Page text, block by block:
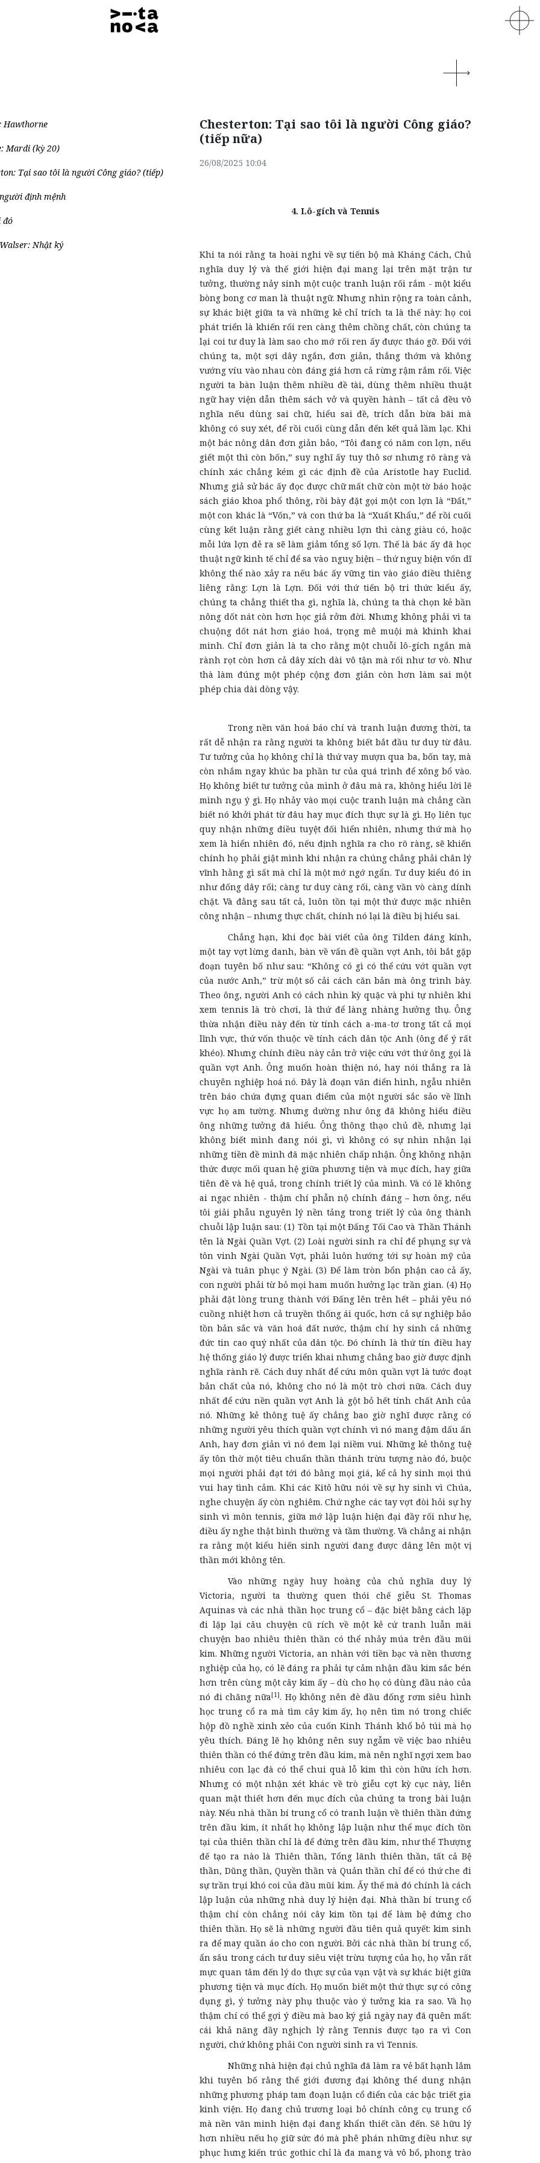
Hawthorne
Mardi (kỳ 20)
Tại sao tôi là người Công giáo? (tiếp)
định mệnh
đó
Nhật ký
Chesterton: Tại sao tôi là người Công giáo?
(tiếp nữa)
26/08/2025 10:04
4. Lô-gích và Tennis
Khi ta nói rằng ta hoài nghi về sự tiến bộ mà Kháng Cách, Chủ
nghĩa duy lý và thế giới hiện đại mang lại trên mặt trận tư
tưởng, thường nảy sinh một cuộc tranh luận rối rắm - một kiểu
bòng bong cơ man là thuật ngữ. Nhưng nhìn rộng ra toàn cảnh,
sự khác biệt giữa ta và những kẻ chỉ trích ta là thế này: họ coi
phát triển là khiến rối ren càng thêm chồng chất, còn chúng ta
lại coi tư duy là làm sao cho mớ rối ren ấy được tháo gỡ. Đối với
chúng ta, một sợi dây ngắn, đơn giản, thẳng thớm và không
vướng víu vào nhau còn đáng giá hơn cả rừng rậm rắm rối. Việc
người ta bàn luận thêm nhiều đề tài, dùng thêm nhiều thuật
ngữ hay viện dẫn thêm sách vở và quyền hành – tất cả đều vô
nghĩa nếu dùng sai chữ, hiểu sai đề, trích dẫn bừa bãi mà
không có suy xét, để rồi cuối cùng dẫn đến kết quả lầm lạc. Khi
một bác nông dân đơn giản bảo, “Tôi đang có năm con lợn, nếu
giết một thì còn bốn,” suy nghĩ ấy tuy thô sơ nhưng rõ ràng và
chính xác chẳng kém gì các định đề của Aristotle hay Euclid.
Nhưng giả sử bác ấy đọc được chữ mất chữ còn một tờ báo hoặc
sách giáo khoa phổ thông, rồi bày đặt gọi một con lợn là “Đất,”
một con khác là “Vốn,” và con thứ ba là “Xuất Khẩu,” để rồi cuối
cùng kết luận rằng giết càng nhiều lợn thì càng giàu có, hoặc
mỗi lứa lợn đẻ ra sẽ làm giảm tổng số lợn. Thế là bác ấy đã học
thuật ngữ kinh tế chỉ để sa vào nguỵ biện – thứ nguỵ biện vốn dĩ
không thể nào xảy ra nếu bác ấy vững tin vào giáo điều thiêng
liêng rằng: Lợn là Lợn. Đối với thứ tiến bộ tri thức kiểu ấy,
chúng ta chẳng thiết tha gì, nghĩa là, chúng ta thà chọn kẻ bần
nông dốt nát còn hơn học giả rởm đời. Nhưng không phải vì ta
chuộng dốt nát hơn giáo hoá, trọng mê muội mà khinh khai
minh. Chỉ đơn giản là ta cho rằng một chuỗi lô-gích ngắn mà
rành rọt còn hơn cả dây xích dài vô tận mà rối như tơ vò. Như
thà làm đúng một phép cộng đơn giản còn hơn làm sai một
phép chia dài dòng vậy.
Trong nền văn hoá báo chí và tranh luận đương thời, ta
rất dễ nhận ra rằng người ta không biết bắt đầu tư duy từ đâu.
Tư tưởng của họ không chỉ là thứ vay mượn qua ba, bốn tay, mà
còn nhắm ngay khúc ba phần tư của quá trình để xông bổ vào.
Họ không biết tư tưởng của mình ở đâu mà ra, không hiểu lời lẽ
mình ngụ ý gì. Họ nhảy vào mọi cuộc tranh luận mà chẳng cần
biết nó khởi phát từ đâu hay mục đích thực sự là gì. Họ liên tục
quy nhận những điều tuyệt đối hiển nhiên, nhưng thứ mà họ
xem là hiển nhiên đó, nếu định nghĩa ra cho rõ ràng, sẽ khiến
chính họ phải giật mình khi nhận ra chúng chẳng phải chân lý
vĩnh hằng gì sất mà chỉ là một mớ ngớ ngẩn. Tư duy kiểu đó in
như đống dây rối; càng tư duy càng rối, càng vần vò càng dính
chặt. Và đằng sau tất cả, luôn tồn tại một thứ được mặc nhiên
công nhận – nhưng thực chất, chính nó lại là điều bị hiểu sai.
Chẳng hạn, khi đọc bài viết của ông Tilden đáng kính,
một tay vợt lừng danh, bàn về vấn đề quần vợt Anh, tôi bắt gặp
đoạn tuyên bố như sau: “Không có gì có thể cứu vớt quần vợt
của nước Anh,” trừ một số cải cách căn bản mà ông trình bày.
Theo ông, người Anh có cách nhìn kỳ quặc và phi tự nhiên khi
xem tennis là trò chơi, là thứ để làng nhàng hưởng thụ. Ông
thừa nhận điều này đến từ tính cách a-ma-tơ trong tất cả mọi
lĩnh vực, thứ vốn thuộc về tính cách dân tộc Anh (ông để ý rất
khéo). Nhưng chính điều này cản trở việc cứu vớt thứ ông gọi là
quần vợt Anh. Ông muốn hoàn thiện nó, hay nói thẳng ra là
chuyên nghiệp hoá nó. Đây là đoạn văn điển hình, ngẫu nhiên
trên báo chứa đựng quan điểm của một người sắc sảo về lĩnh
vực họ am tường. Nhưng dường như ông đã không hiểu điều
ông những tưởng đã hiểu. Ông thông thạo chủ đề, nhưng lại
không biết mình đang nói gì, vì không có sự nhìn nhận lại
những tiền đề mình đã mặc nhiên chấp nhận. Ông không nhận
thức được mối quan hệ giữa phương tiện và mục đích, hay giữa
tiên đề và hệ quả, trong chính triết lý của mình. Và có lẽ không
ai ngạc nhiên - thậm chí phẫn nộ chính đáng – hơn ông, nếu
tôi giải phẫu nguyên lý nền tảng trong triết lý của ông thành
chuỗi lập luận sau: (1) Tồn tại một Đấng Tối Cao và Thần Thánh
tên là Ngài Quần Vợt. (2) Loài người sinh ra chỉ để phụng sự và
tôn vinh Ngài Quần Vợt, phải luôn hướng tới sự hoàn mỹ của
Ngài và tuân phục ý Ngài. (3) Để làm tròn bổn phận cao cả ấy,
con người phải từ bỏ mọi ham muốn hưởng lạc trần gian. (4) Họ
phải đặt lòng trung thành với Đấng lên trên hết – phải yêu nó
cuồng nhiệt hơn cả truyền thống ái quốc, hơn cả sự nghiệp bảo
tồn bản sắc và văn hoá đất nước, thậm chí hy sinh cả những
đức tin cao quý nhất của dân tộc. Đó chính là thứ tín điều hay
hệ thống giáo lý được triển khai nhưng chẳng bao giờ được định
nghĩa rành rẽ. Cách duy nhất để cứu môn quần vợt là tước đoạt
bản chất của nó, không cho nó là một trò chơi nữa. Cách duy
nhất để cứu nền quần vợt Anh là gột bỏ hết tính chất Anh của
nó. Những kẻ thông tuệ ấy chẳng bao giờ nghĩ được rằng có
những người yêu thích quần vợt chính vì nó mang đậm dấu ấn
Anh, hay đơn giản vì nó đem lại niềm vui. Những kẻ thông tuệ
ấy tôn thờ một tiêu chuẩn thần thánh trừu tượng nào đó, buộc
mọi người phải đạt tới đó bằng mọi giá, kể cả hy sinh mọi thú
vui hay tình cảm. Khi các Kitô hữu nói về sự hy sinh vì Chúa,
nghe chuyện ấy còn nghiêm. Chứ nghe các tay vợt đòi hỏi sự hy
sinh vì môn tennis, giữa mớ lập luận hiện đại đầy rối như hẹ,
điều ấy nghe thật bình thường và tầm thường. Và chẳng ai nhận
ra rằng một kiểu hiến sinh người đang được dâng lên một vị
thần mới không tên.
Vào những ngày huy hoàng của chủ nghĩa duy lý
Victoria, người ta thường quen thói chế giễu St. Thomas
Aquinas và các nhà thần học trung cổ – đặc biệt bằng cách lặp
đi lặp lại câu chuyện cũ rích về một kẻ cứ tranh luẫn mãi
chuyện bao nhiêu thiên thần có thể nhảy múa trên đầu mũi
kim. Những người Victoria, an nhàn với tiền bạc và nền thương
nghiệp của họ, có lẽ đáng ra phải tự cảm nhận đầu kim sắc bén
hơn trên cùng một cây kim ấy – dù cho họ có dùng đầu nào của
nó đi chăng nữa[1]. Họ không nên đè đầu đống rơm siêu hình
học trung cổ ra mà tìm cây kim ấy, họ nên tìm nó trong chiếc
hộp đồ nghề xinh xẻo của cuốn Kinh Thánh khổ bỏ túi mà họ
yêu thích. Đáng lẽ họ không nên suy ngẫm về việc bao nhiêu
thiên thần có thể đứng trên đầu kim, mà nên nghĩ ngợi xem bao
nhiêu con lạc đà có thể chui quà lỗ kim thì còn hữu ích hơn.
Nhưng có một nhận xét khác về trò giễu cợt kỳ cục này, liên
quan mật thiết hơn đến mục đích của chúng ta trong bài luận
này. Nếu nhà thần bí trung cổ có tranh luận về thiên thần đứng
trên đầu kim, ít nhất họ không lập luận như thể mục đích tồn
tại của thiên thần chỉ là để đứng trên đầu kim, như thể Thượng
đế tạo ra nào là Thiên thần, Tổng lãnh thiên thần, tất cả Bệ
thần, Dũng thần, Quyền thần và Quản thần chỉ để có thứ che đi
sự trần trụi khó coi của đầu mũi kim. Ấy thế mà đó chính là cách
lập luận của những nhà duy lý hiện đại. Nhà thần bí trung cổ
thậm chí còn chẳng nói cây kim tồn tại để làm bệ đứng cho
thiên thần. Họ sẽ là những người đầu tiên quả quyết: kim sinh
ra để may quần áo cho con người. Bởi các nhà thần bí trung cổ,
ẩn sâu trong cách tư duy siêu việt trừu tượng của họ, họ vẫn rất
mực quan tâm đến lý do thực sự của vạn vật và sự khác biệt giữa
phương tiện và mục đích. Họ muốn biết một thứ thực sự có công
dụng gì, ý tưởng này phụ thuộc vào ý tưởng kia ra sao. Và họ
thậm chí có thể gợi ý điều mà bao ký giả ngày nay đã quên mất:
cái khả năng đầy nghịch lý rằng Tennis được tạo ra vì Con
người, chứ không phải Con người sinh ra vì Tennis.
Những nhà hiện đại chủ nghĩa đã làm ra vẻ bất hạnh lắm
khi tuyên bố rằng thế giới đương đại không thể dung nhận
những phương pháp tam đoạn luận cổ điển của các bậc triết gia
kinh viện. Họ đang chủ trương loại bỏ chính công cụ trung cổ
mà nền văn minh hiện đại đang khẩn thiết cần đến. Sẽ hữu lý
hơn nhiều nếu họ giữ sức đó mà phê phán những điều như: sự
phục hưng kiến trúc gothic chỉ là đa mang và vô bổ, phong trào